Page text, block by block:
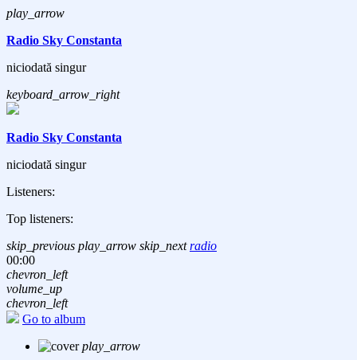
play_arrow
Radio Sky Constanta
niciodată singur
keyboard_arrow_right
Radio Sky Constanta
niciodată singur
Listeners:
Top listeners:
skip_previous play_arrow skip_next radio
00:00
chevron_left
volume_up
chevron_left
Go to album
play_arrow